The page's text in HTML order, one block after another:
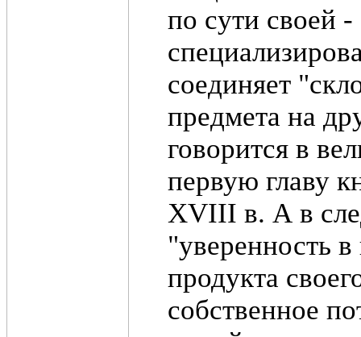
по сути своей -
соединяет
предмета на
говорится в
первую главу
XVIII в. А в
"уверенность
продукта
собственное